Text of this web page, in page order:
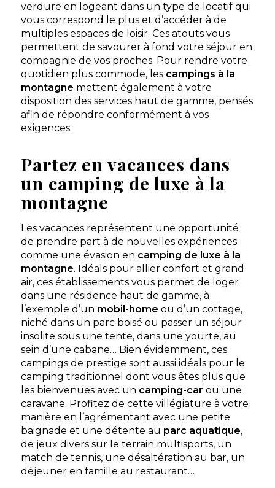
Afficher les détails
Découvrir
Emplacement Luxe
chambre - 6
personnes - 100 m²
À partir de56 €
Découvrir ce
Sunêlia Luxe Crippa
1 chambre - 2
personnes - 27 m²
À partir de87 €/ nuit
Découvrir ce
Camping L’Oasis du Verdon
Camping 3 étoiles d'exception au cœur du Parc
Naturel du Verdon. Hébergements Premium avec
spa privatif, piscine à débordemen
Aups, Gorges du Verdon Var , Provence-Alpes-Côte
Voir le site
★ 4.2/5 (744 avis)
Dès390€/ semaine en location
Dès19€ / nuit en emplacement
verdure en logeant dans un type de locatif qui
vous correspond le plus et d’accéder à de
multiples espaces de loisir. Ces atouts vous
permettent de savourer à fond votre séjour en
compagnie de vos proches. Pour rendre votre
quotidien plus commode, les campings à la
montagne mettent également à votre
disposition des services haut de gamme, pensés
afin de répondre conformément à vos
exigences.
Partez en vacances dans
un camping de luxe à la
montagne
Les vacances représentent une opportunité
de prendre part à de nouvelles expériences
comme une évasion en camping de luxe à la
montagne. Idéals pour allier confort et grand
air, ces établissements vous permet de loger
dans une résidence haut de gamme, à
l’exemple d’un mobil-home ou d’un cottage,
niché dans un parc boisé ou passer un séjour
insolite sous une tente, dans une yourte, au
sein d’une cabane… Bien évidemment, ces
campings de prestige sont aussi idéals pour le
camping traditionnel dont vous êtes plus que
les bienvenues avec un camping-car ou une
caravane. Profitez de cette villégiature à votre
manière en l’agrémentant avec une petite
baignade et une détente au parc aquatique,
de jeux divers sur le terrain multisports, un
match de tennis, une désaltération au bar, un
déjeuner en famille au restaurant…